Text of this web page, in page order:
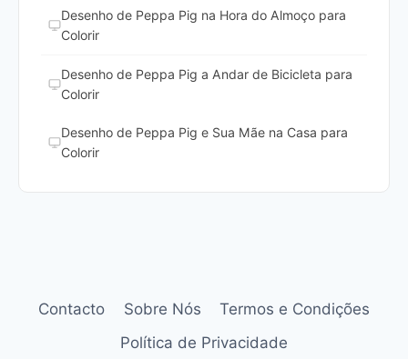
Desenho de Peppa Pig na Hora do Almoço para
Colorir
Desenho de Peppa Pig a Andar de Bicicleta para
Colorir
Desenho de Peppa Pig e Sua Mãe na Casa para
Colorir
Contacto Sobre Nós
Termos e Condições
Política de Privacidade